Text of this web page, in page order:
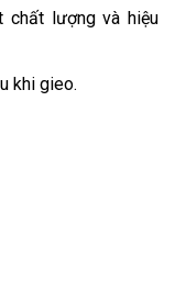
chất lượng và hiệu
khi gieo.